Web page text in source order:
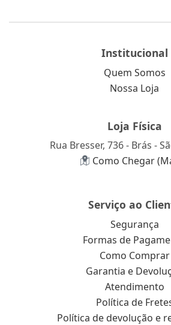
Institucional
Quem Somos
Nossa Loja
Loja Física
Rua Bresser, 736 - Brás -
Como Chegar
Serviço ao
Segurança
Formas de
Como Comprar
Garantia e
Atendimento
Política de
Política de devolução e